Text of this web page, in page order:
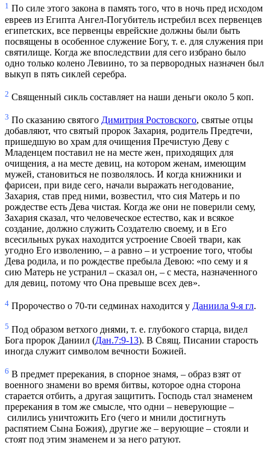
1 По силе этого закона в память того, что в ночь пред исходом
евреев из Египта Ангел-Погубитель истребил всех первенцев
египетских, все первенцы еврейские должны были быть
посвящены в особенное служение Богу, т. е. для служения при
святилище. Когда же впоследствии для сего избрано было
одно только колено Левиино, то за первородных назначен был
выкуп в пять сиклей серебра.
2 Священный сикль составляет на наши деньги около 5 коп.
3 По сказанию святого Димитрия Ростовского, святые отцы
добавляют, что святый пророк Захария, родитель Предтечи,
пришедшую во храм для очищения Пречистую Деву с
Младенцем поставил не на месте жен, приходящих для
очищения, а на месте девиц, на котором женам, имеющим
мужей, становиться не позволялось. И когда книжники и
фарисеи, при виде сего, начали выражать негодование,
Захария, став пред ними, возвестил, что сия Матерь и по
рождестве есть Дева чистая. Когда же они не поверили сему,
Захария сказал, что человеческое естество, как и всякое
создание, должно служить Создателю своему, и в Его
всесильных руках находится устроение Своей твари, как
угодно Его изволению, – а равно – и устроение того, чтобы
Дева родила, и по рождестве пребыла Девою: «по сему и я
сию Матерь не устранил – сказал он, – с места, назначенного
для девиц, потому что Она превыше всех дев».
4 Пророчество о 70-ти седминах находится у Даниила 9-я гл.
5 Под образом ветхого днями, т. е. глубокого старца, видел
Бога пророк Даниил (Дан.7:9-13). В Свящ. Писании старость
иногда служит символом вечности Божией.
6 В предмет пререкания, в спорное знамя, – образ взят от
военного знамени во время битвы, которое одна сторона
старается отбить, а другая защитить. Господь стал знаменем
пререкания в том же смысле, что одни – неверующие –
силились уничтожить Его (чего и мнили достигнуть
распятием Сына Божия), другие же – верующие – стояли и
стоят под этим знаменем и за него ратуют.